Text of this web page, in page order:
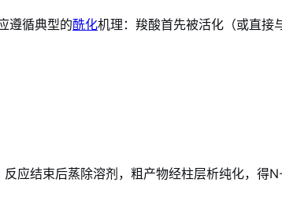
遵循典型的酰化机理：羧酸首先被活化（或直接
应结束后蒸除溶剂，粗产物经柱层析纯化，得